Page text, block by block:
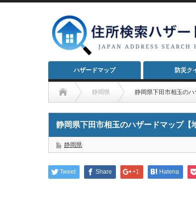
ハザードマップ 防災ク
静岡県 静岡県下田市相玉のハ
静岡県下田市相玉のハザードマップ【
静岡県
Tweet Share +1 Hatena